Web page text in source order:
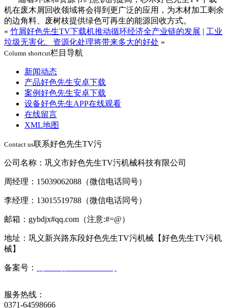
机在废木屑回收领域将会得到更广泛的应用，为木材加工剩余
的边角料、废树枝提供绿色可再生的能源回收方式。
« 竹屑好色先生TV下载机推动循环经济全产业链的发展 | 工业
垃圾无害化、资源化处理将带来多大的好处 »
Column shortcut栏目导航
新闻动态
产品好色先生安卓下载
案例好色先生安卓下载
设备好色先生APP在线观看
在线留言
XML地图
Contact us联系好色先生TV污
公司名称：巩义市好色先生TV污机械科技有限公司
周经理：15039062088（微信电话同号）
李经理：13015519788（微信电话同号）
邮箱：gybdjx#qq.com（注意:#=@）
地址：巩义新兴路东段好色先生TV污机械【好色先生TV污机
械】
备案号：
服务热线：
0371-64598666